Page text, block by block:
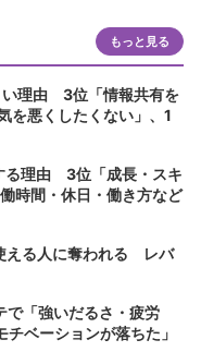
もっと見る
い理由 3位「情報共有を
を悪くしたくない」、1
る理由 3位「成長・スキ
時間・休日・働き方など
える人に奪われる レバ
「強いだるさ・疲労
ベーションが落ちた」